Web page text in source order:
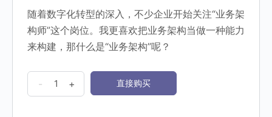
was:
¥10.00.
is:
¥0.00.
随着数字化转型的深入，不少企业开始关注“业务架
构师”这个岗位。我更喜欢把业务架构当做一种能力
来构建，那什么是“业务架构”呢？
频
- + 直接购买